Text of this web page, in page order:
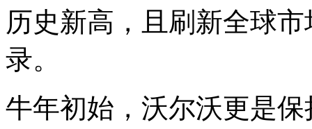
历史新高，且刷新全球
录。
牛年初始，沃尔沃更是